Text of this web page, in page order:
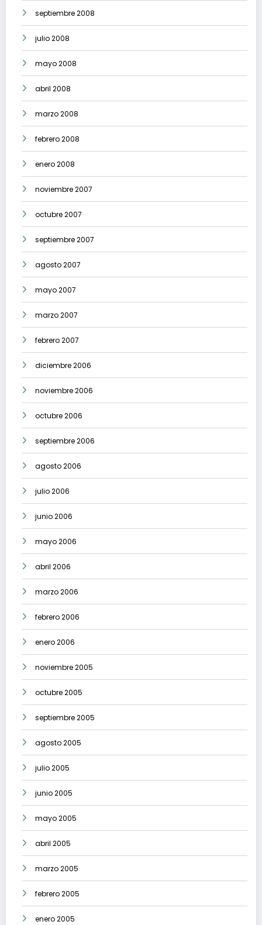
septiembre 2008
julio 2008
mayo 2008
abril 2008
marzo 2008
febrero 2008
enero 2008
noviembre 2007
octubre 2007
septiembre 2007
agosto 2007
mayo 2007
marzo 2007
febrero 2007
diciembre 2006
noviembre 2006
octubre 2006
septiembre 2006
agosto 2006
julio 2006
junio 2006
mayo 2006
abril 2006
marzo 2006
febrero 2006
enero 2006
noviembre 2005
octubre 2005
septiembre 2005
agosto 2005
julio 2005
junio 2005
mayo 2005
abril 2005
marzo 2005
febrero 2005
enero 2005